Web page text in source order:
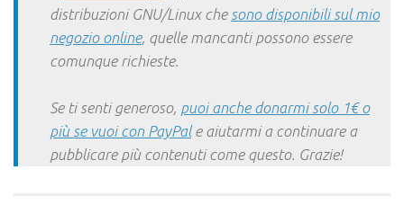
distribuzioni GNU/Linux che sono disponibili sul mio
negozio online, quelle mancanti possono essere
comunque richieste.
Se ti senti generoso, puoi anche donarmi solo 1€ o
più se vuoi con PayPale aiutarmi a continuare a
pubblicare più contenuti come questo. Grazie!